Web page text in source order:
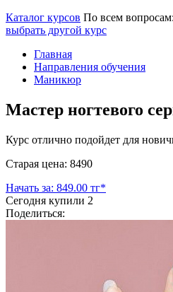
Каталог курсов По всем вопросам:
выбрать другой курс
Главная
Направления обучения
Маникюр
Мастер ногтевого
Курс отлично подойдет для
Старая цена: 8490
Начать за: 849.00 тг*
Сегодня купили 2
Поделиться: